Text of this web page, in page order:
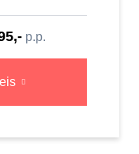
p.p.